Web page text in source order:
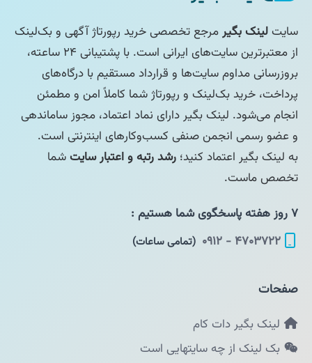
سایتلینک بگیرمرجع تخصصی خرید رپورتاژ آگهی و بک‌لینک
از معتبرترین سایت‌های ایرانی است. با پشتیبانی ۲۴ ساعته،
بروزرسانی مداوم سایت‌ها و قرارداد مستقیم با درگاه‌های
پرداخت، خرید بک‌لینک و رپورتاژ شما کاملاً امن و مطمئن
انجام می‌شود. لینک بگیر دارای نماد اعتماد، مجوز ساماندهی
و عضو رسمی انجمن صنفی کسب‌وکارهای اینترنتی است.
به لینک بگیر اعتماد کنید؛ رشد رتبه و اعتبار سایتشما
تخصص ماست.
۷ روز هفته پاسخگوی شما هستیم :
۴۷۰۳۷۲۲ - ۰۹۱۲
(تمامی ساعات)
صفحات
لینک بگیر دات کام
بک لینک از چه سایتهایی است